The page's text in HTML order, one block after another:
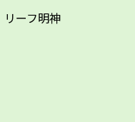
ーフ明神